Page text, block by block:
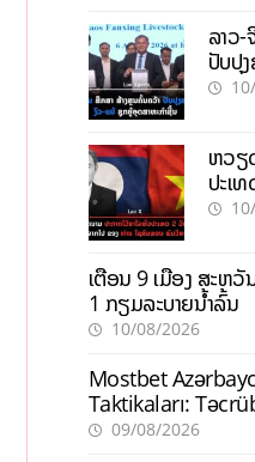
ລາວ-
ປັບປຸ
ອຸດສ
ຫວຽ
ປະເ
ທ່ານ
ເຕືອນ 9 ເມືອງ ສະຫວັ
1 ກຽມລະບາຍນ້ຳລົ້ນ
10/08/2026
Mostbet
Taktikaları:
İpuçları
09/08/2026